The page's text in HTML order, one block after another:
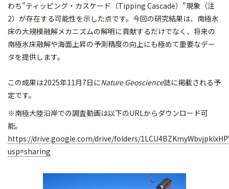
わち”ティッピング・カスケード（Tipping Cascade）”現象（注
2）が存在する可能性を示した点です。今回の研究結果は、南極氷
床の大規模融解メカニズムの解明に貢献するだけでなく、将来の
南極氷床融解や海面上昇の予測精度の向上にも極めて重要なデー
タを提供します。
この成果は2025年11月7日にNature Geoscience誌に掲載される予
定です。
※南極大陸沿岸での調査動画は以下のURLからダウンロード可
能。
https://drive.google.com/drive/folders/
usp=sharing